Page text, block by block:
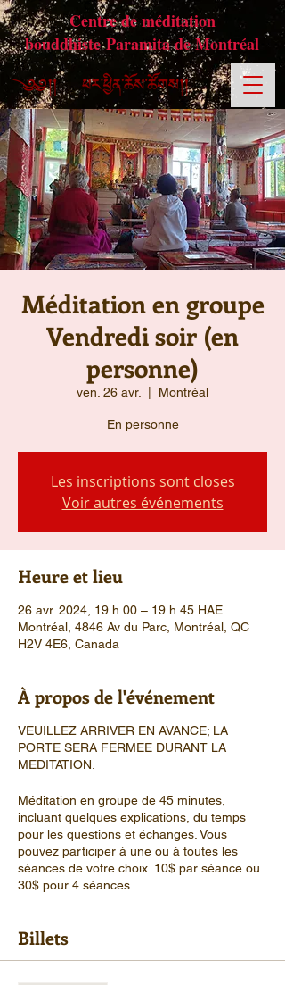
Centre de méditation
bouddhiste Paramita de Montréal
Méditation en groupe
Vendredi soir (en
personne)
ven. 26 avr. Montréal
En personne
Les inscriptions sont closes
Voir autres événements
Heure et lieu
26 avr. 2024, 19 h 00 – 19 h 45 HAE
Montréal, 4846 Av du Parc, Montréal, QC
H2V 4E6, Canada
À propos de l'événement
VEUILLEZ ARRIVER EN AVANCE; LA
PORTE SERA FERMEE DURANT LA
MEDITATION.
Méditation en groupe de 45 minutes,
incluant quelques explications, du temps
pour les questions et échanges. Vous
pouvez participer à une ou à toutes les
séances de votre choix. 10$ par séance ou
30$ pour 4 séances.
Billets